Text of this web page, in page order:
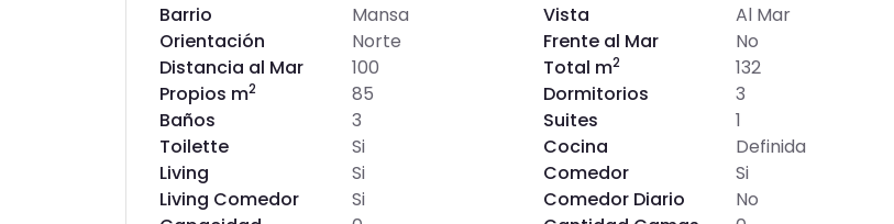
Barrio Mansa Vista
Al Mar
Orientación
Norte Frente al Mar
No
Distancia al Mar
100 Total m2
132
Propios m2 85 Dormitorios
3
Baños
3 Suites
1
Toilette
Si Cocina
Definida
Living
Si Comedor
Si
Living Comedor
Si Comedor Diario
No